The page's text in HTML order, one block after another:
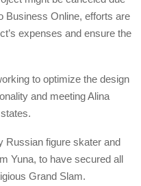
Business Online, efforts are
expenses and ensure the
to optimize the design
and meeting Alina
Russian figure skater and
Yuna, to have secured all
Grand Slam.